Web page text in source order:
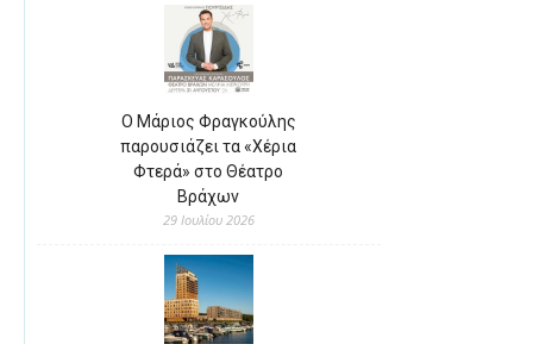
Ο Μάριος Φραγκούλης
παρουσιάζει τα «Χέρια
Φτερά» στο Θέατρο
Βράχων
29 Ιουλίου 2026